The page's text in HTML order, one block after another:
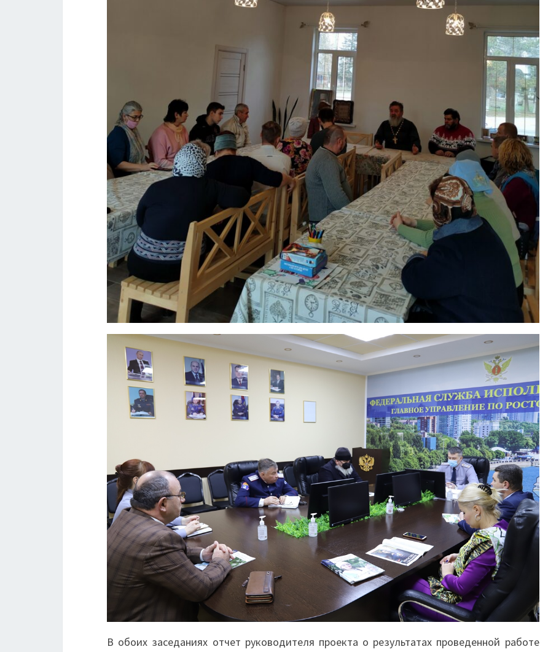
В обоих заседаниях отчет руководителя проекта о результатах проведенной работе